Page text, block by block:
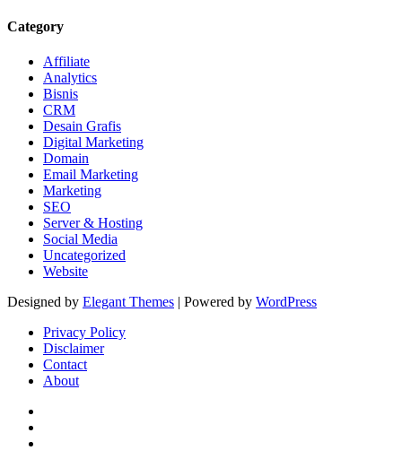
Category
Affiliate
Analytics
Bisnis
CRM
Desain Grafis
Digital Marketing
Domain
Email Marketing
Marketing
SEO
Server & Hosting
Social Media
Uncategorized
Website
Designed by Elegant Themes | Powered by WordPress
Privacy Policy
Disclaimer
Contact
About